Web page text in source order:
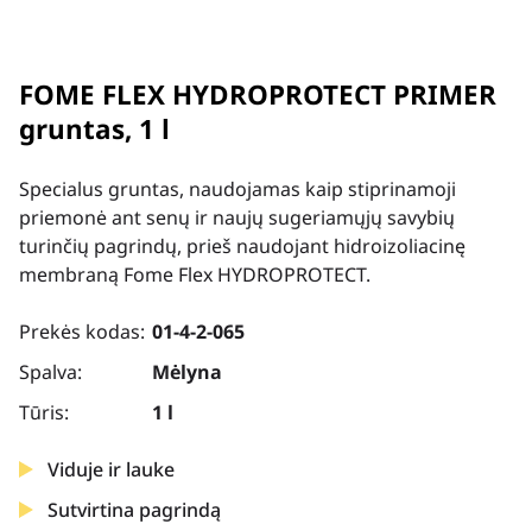
FOME FLEX HYDROPROTECT PRIMER
gruntas, 1 l
Specialus gruntas, naudojamas kaip stiprinamoji
priemonė ant senų ir naujų sugeriamųjų savybių
turinčių pagrindų, prieš naudojant hidroizoliacinę
membraną Fome Flex HYDROPROTECT.
Prekės kodas: 01-4-2-065
Spalva:
Mėlyna
Tūris:
1 l
Viduje ir lauke
Sutvirtina pagrindą